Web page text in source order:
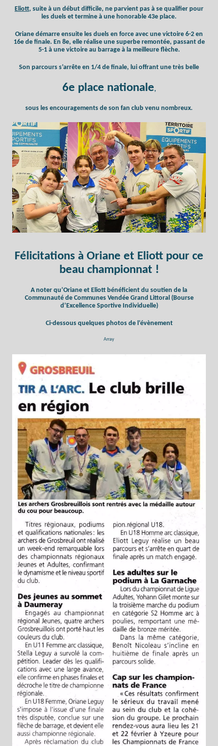
Eliott, suite à un début difficile, ne parvient pas à se qualifier pour
les duels et termine à une honorable 43e place.
Oriane démarre ensuite les duels en force avec une victoire 6-2 en
16e de finale. En 8e, elle réalise une superbe remontée, passant de
5-1 à une victoire au barrage à la meilleure flèche.
Son parcours s’arrête en 1/4 de finale, lui offrant une très belle
6e place nationale,
sous les encouragements de son fan club venu nombreux.
Félicitations à Oriane et Eliott pour ce
beau championnat !
A noter qu’Oriane et Eliott bénéficient du soutien de la
Communauté de Communes Vendée Grand Littoral (Bourse
d’Excellence Sportive Individuelle)
Ci-dessous quelques photos de l’évènement
Array